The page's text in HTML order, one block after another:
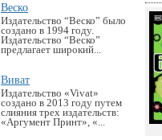
Веско
Издательство “Веско” было
создано в 1994 году.
Издательство “Веско”
предлагает широкий...
Виват
Издательство «Vivat»
создано в 2013 году путем
слияния трех издательств:
«Аргумент Принт», «...